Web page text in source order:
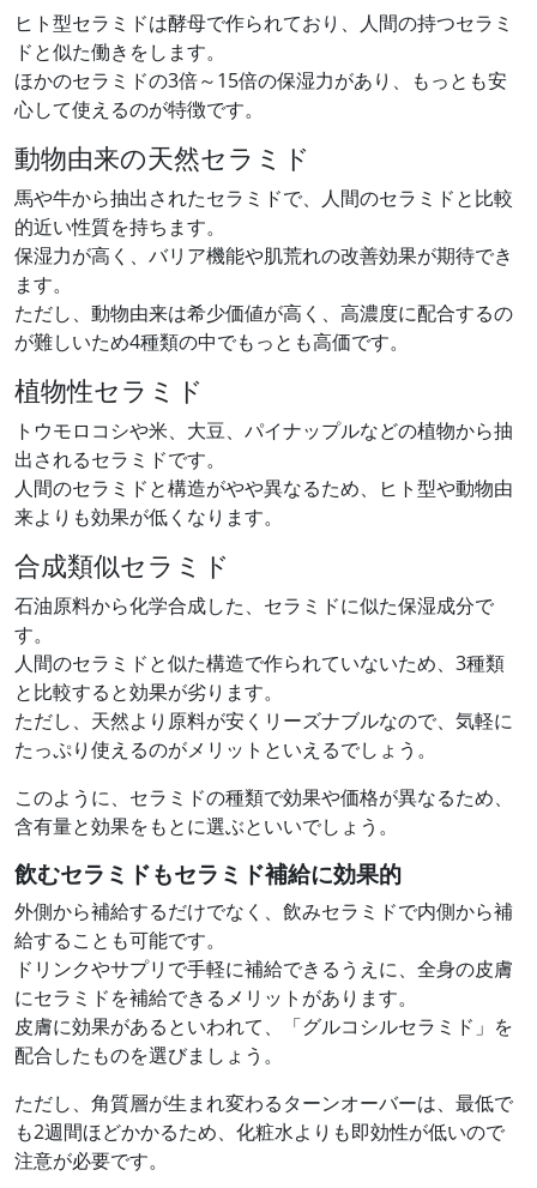
ヒト型セラミドは酵母で作られており、人間の持つセラミ
ドと似た働きをします。
ほかのセラミドの3倍～15倍の保湿力があり、もっとも安
心して使えるのが特徴です。
動物由来の天然セラミド
馬や牛から抽出されたセラミドで、人間のセラミドと比較
的近い性質を持ちます。
保湿力が高く、バリア機能や肌荒れの改善効果が期待でき
ます。
ただし、動物由来は希少価値が高く、高濃度に配合するの
が難しいため4種類の中でもっとも高価です。
植物性セラミド
トウモロコシや米、大豆、パイナップルなどの植物から抽
出されるセラミドです。
人間のセラミドと構造がやや異なるため、ヒト型や動物由
来よりも効果が低くなります。
合成類似セラミド
石油原料から化学合成した、セラミドに似た保湿成分で
す。
人間のセラミドと似た構造で作られていないため、3種類
と比較すると効果が劣ります。
ただし、天然より原料が安くリーズナブルなので、気軽に
たっぷり使えるのがメリットといえるでしょう。
このように、セラミドの種類で効果や価格が異なるため、
含有量と効果をもとに選ぶといいでしょう。
飲むセラミドもセラミド補給に効果的
外側から補給するだけでなく、飲みセラミドで内側から補
給することも可能です。
ドリンクやサプリで手軽に補給できるうえに、全身の皮膚
にセラミドを補給できるメリットがあります。
皮膚に効果があるといわれて、「グルコシルセラミド」を
配合したものを選びましょう。
ただし、角質層が生まれ変わるターンオーバーは、最低で
も2週間ほどかかるため、化粧水よりも即効性が低いので
注意が必要です。